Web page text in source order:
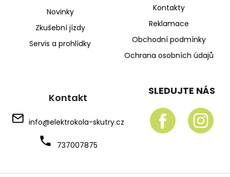
Novinky
Zkušební jízdy
Servis a prohlídky
Kontakty
Reklamace
Obchodní podmínky
Ochrana osobních údajů
Kontakt
info@elektrokola-skutry.cz
737007875
SLEDUJTE NÁS